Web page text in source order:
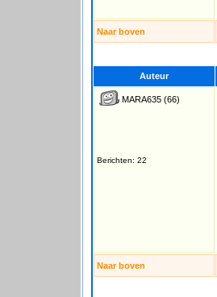
Naar boven
Auteur
MARA635 (66)
Berichten: 22
Naar boven